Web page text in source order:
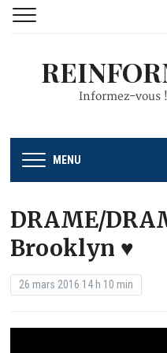
Informez-vous
MENU
DRAME/
Brooklyn ♥
26 mars 2016 14 h 10 min